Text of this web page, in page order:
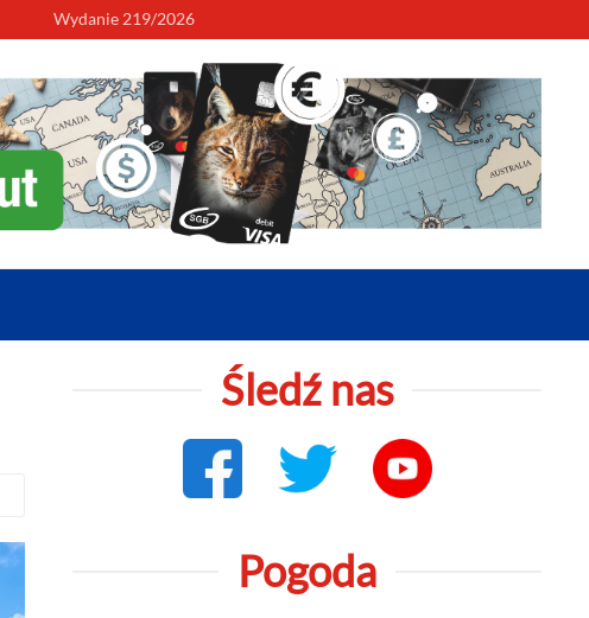
Święto Tugi 2026 w Nowym Dworze Gdańskim. Wielkie letnie wydarzenie
Wydanie 219/2026
Śledź nas
Pogoda